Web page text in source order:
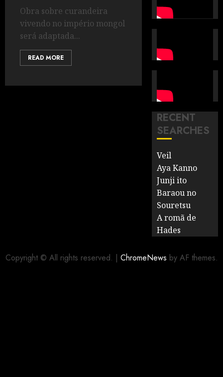
Obra sobre curandeira
vivendo no império mongol
será adaptada...
READ MORE
RECENT
SEARCHES
Veil
Aya Kanno
Junji ito
Baraou no
Souretsu
A romã de
Hades
Copyright © All rights reserved. | ChromeNews by AF themes.